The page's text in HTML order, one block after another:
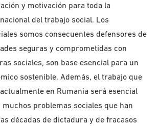
y motivación para toda la
del trabajo social. Los
somos consecuentes defensores de
seguras y comprometidas con
sociales, son base esencial para un
sostenible. Además, el trabajo que
en Rumania será esencial
problemas sociales que han
décadas de dictadura y de fracasos